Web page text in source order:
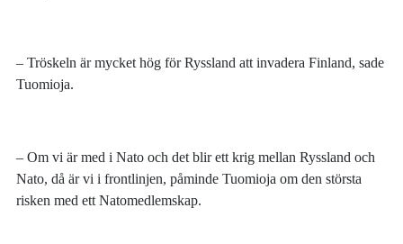
– Tröskeln är mycket hög för Ryssland att invadera Finland, sade
Tuomioja.
– Om vi är med i Nato och det blir ett krig mellan Ryssland och
Nato, då är vi i frontlinjen, påminde Tuomioja om den största
risken med ett Natomedlemskap.